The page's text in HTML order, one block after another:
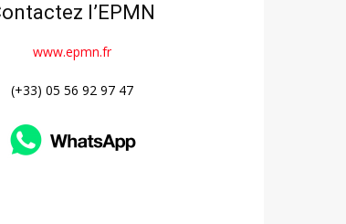
l’EPMN
www.epmn.fr
(+33) 05 56 92 97 47